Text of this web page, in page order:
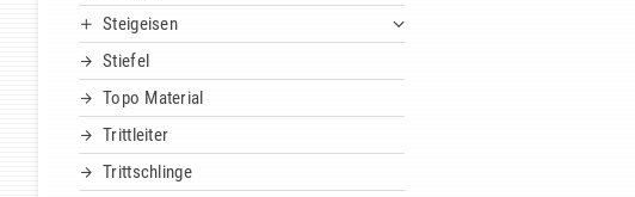
Steigeisen
Stiefel
Topo Material
Trittleiter
Trittschlinge